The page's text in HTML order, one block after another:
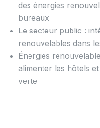
des énergies
bureaux
Le secteur public :
renouvelables dans
Énergies
alimenter les hôtels
verte